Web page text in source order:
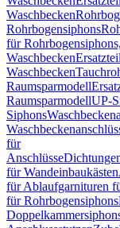
Waschbecken
Rohrbogensiphons
für
Waschbecken
Waschbecken
Raumsparmodell
RaumsparmodellUP-
Siphons
für
Anschlüsse
für Wandeinbaukästen
für Ablaufgarnituren
für Rohrbogensiphons